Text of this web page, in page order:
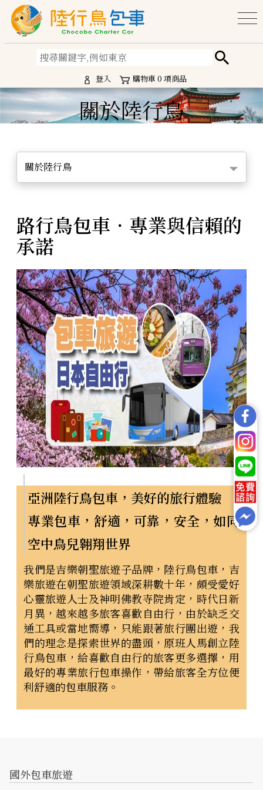
登入 購物車0 項商品
關於陸行鳥
關於陸行鳥
路行鳥包車．專業與信賴的
承諾
亞洲陸行鳥包車，美好的旅行體驗
專業包車，舒適，可靠，安全，如同
空中鳥兒翱翔世界
我們是吉樂朝聖旅遊子品牌，陸行鳥包車，吉
樂旅遊在朝聖旅遊領域深耕數十年，頗受愛好
心靈旅遊人士及神明佛教寺院肯定，時代日新
月異，越來越多旅客喜歡自由行，由於缺乏交
通工具或當地嚮導，只能跟著旅行團出遊，我
們的理念是探索世界的盡頭，原班人馬創立陸
行鳥包車，給喜歡自由行的旅客更多選擇，用
最好的專業旅行包車操作，帶給旅客全方位便
利舒適的包車服務。
國外包車旅遊